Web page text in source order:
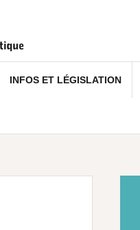
INFOS ET LÉGISLATION